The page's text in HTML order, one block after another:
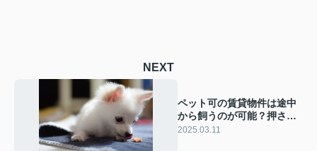
NEXT
ペット可の賃貸物件は途中
から飼うのが可能？押さえ
ておきたい注意点も解説
2025.03.11